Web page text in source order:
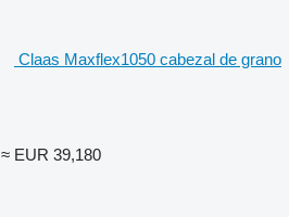
Claas Maxflex1050 cabezal de grano
≈ EUR 39,180